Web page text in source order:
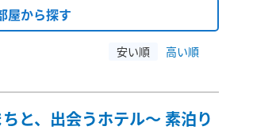
屋から探す
安い順 高い順
と、出会うホテル～ 素泊り